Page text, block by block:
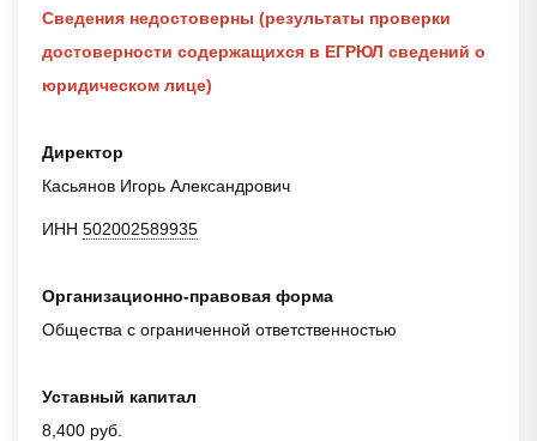
Сведения недостоверны (результаты проверки
достоверности содержащихся в ЕГРЮЛ сведений о
юридическом лице)
Директор
Касьянов Игорь Александрович
ИНН 502002589935
Организационно-правовая форма
Общества с ограниченной ответственностью
Уставный капитал
8,400 руб.